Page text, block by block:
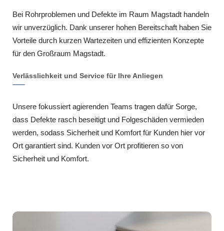
Bei Rohrproblemen und Defekte im Raum Magstadt handeln
wir unverzüglich. Dank unserer hohen Bereitschaft haben Sie
Vorteile durch kurzen Wartezeiten und effizienten Konzepte
für den Großraum Magstadt.
Verlässlichkeit und Service für Ihre Anliegen
Unsere fokussiert agierenden Teams tragen dafür Sorge,
dass Defekte rasch beseitigt und Folgeschäden vermieden
werden, sodass Sicherheit und Komfort für Kunden hier vor
Ort garantiert sind. Kunden vor Ort profitieren so von
Sicherheit und Komfort.